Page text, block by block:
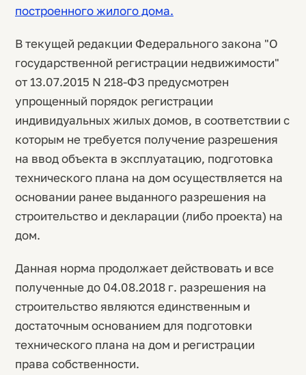
построенного жилого дома.
В текущей редакции Федерального закона "О
государственной регистрации недвижимости"
от 13.07.2015 N 218-ФЗ предусмотрен
упрощенный порядок регистрации
индивидуальных жилых домов, в соответствии с
которым не требуется получение разрешения
на ввод объекта в эксплуатацию, подготовка
технического плана на дом осуществляется на
основании ранее выданного разрешения на
строительство и декларации (либо проекта) на
дом.
Данная норма продолжает действовать и все
полученные до 04.08.2018 г. разрешения на
строительство являются единственным и
достаточным основанием для подготовки
технического плана на дом и регистрации
права собственности.